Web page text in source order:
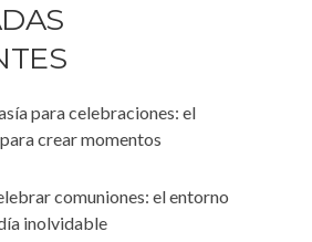
para celebraciones: el
crear momentos
comuniones: el entorno
inolvidable